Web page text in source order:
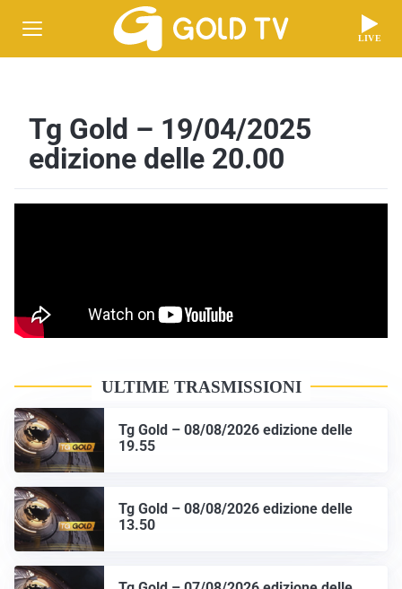
LIVE
Tg Gold – 19/04/2025
edizione delle 20.00
ULTIME TRASMISSIONI
Tg Gold – 08/08/2026 edizione delle
19.55
Tg Gold – 08/08/2026 edizione delle
13.50